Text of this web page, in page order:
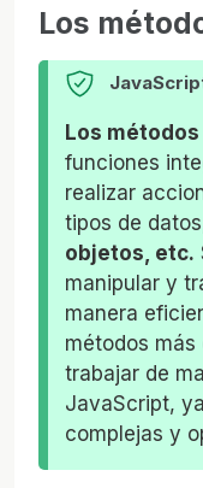
Los
Los
funciones
realizar
tipos de
objetos, etc.
manipular y
manera
métodos
trabajar de
JavaScript,
complejas y